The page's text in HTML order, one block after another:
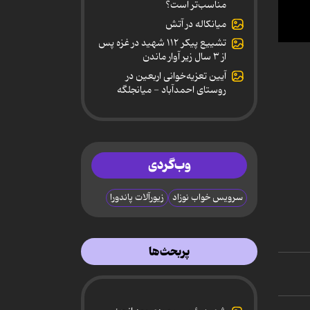
0
مناسب‌تر است؟
میانکاله در آتش
تشییع پیکر ۱۱۲ شهید در غزه پس
از ۳ سال زیر آوار ماندن
آیین تعزیه‌خوانی اربعین در
روستای احمدآباد - میانجلگه
وب‌گردی
سرویس خواب نوزاد زیورآلات پاندورا
پربحث‌ها